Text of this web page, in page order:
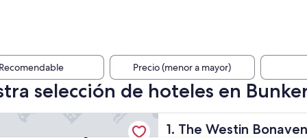
Recomendable Precio (menor a mayor)
selección de hoteles en
1. The Westin
The Westin Bonaventure
Bonaventure Hotel and Suites, Los Angeles